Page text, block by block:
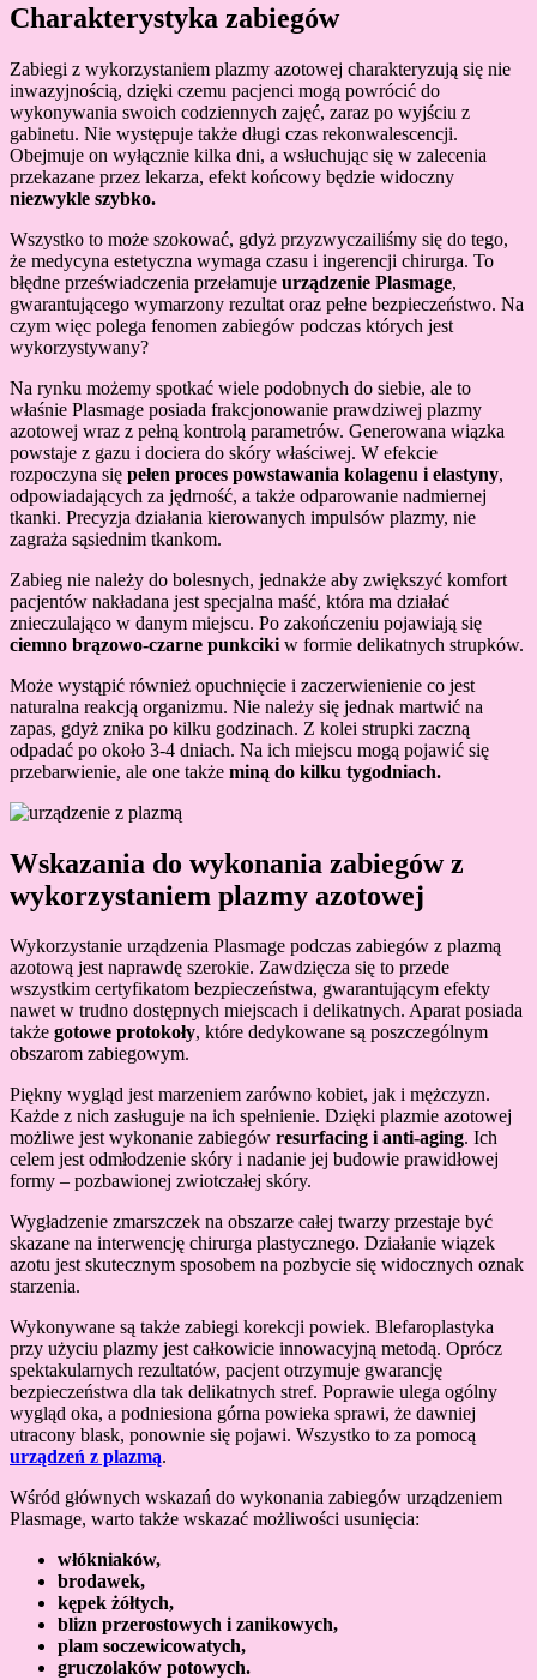
Charakterystyka zabiegów
Zabiegi z wykorzystaniem plazmy azotowej charakteryzują się nie
inwazyjnością, dzięki czemu pacjenci mogą powrócić do
wykonywania swoich codziennych zajęć, zaraz po wyjściu z
gabinetu. Nie występuje także długi czas rekonwalescencji.
Obejmuje on wyłącznie kilka dni, a wsłuchując się w zalecenia
przekazane przez lekarza, efekt końcowy będzie widoczny
niezwykle szybko.
Wszystko to może szokować, gdyż przyzwyczailiśmy się do tego,
że medycyna estetyczna wymaga czasu i ingerencji chirurga. To
błędne przeświadczenia przełamuje urządzenie Plasmage,
gwarantującego wymarzony rezultat oraz pełne bezpieczeństwo. Na
czym więc polega fenomen zabiegów podczas których jest
wykorzystywany?
Na rynku możemy spotkać wiele podobnych do siebie, ale to
właśnie Plasmage posiada frakcjonowanie prawdziwej plazmy
azotowej wraz z pełną kontrolą parametrów. Generowana wiązka
powstaje z gazu i dociera do skóry właściwej. W efekcie
rozpoczyna się pełen proces powstawania kolagenu i elastyny,
odpowiadających za jędrność, a także odparowanie nadmiernej
tkanki. Precyzja działania kierowanych impulsów plazmy, nie
zagraża sąsiednim tkankom.
Zabieg nie należy do bolesnych, jednakże aby zwiększyć komfort
pacjentów nakładana jest specjalna maść, która ma działać
znieczulająco w danym miejscu. Po zakończeniu pojawiają się
ciemno brązowo-czarne punkciki w formie delikatnych strupków.
Może wystąpić również opuchnięcie i zaczerwienienie co jest
naturalna reakcją organizmu. Nie należy się jednak martwić na
zapas, gdyż znika po kilku godzinach. Z kolei strupki zaczną
odpadać po około 3-4 dniach. Na ich miejscu mogą pojawić się
przebarwienie, ale one także miną do kilku tygodniach.
Wskazania do wykonania zabiegów z
wykorzystaniem plazmy azotowej
Wykorzystanie urządzenia Plasmage podczas zabiegów z plazmą
azotową jest naprawdę szerokie. Zawdzięcza się to przede
wszystkim certyfikatom bezpieczeństwa, gwarantującym efekty
nawet w trudno dostępnych miejscach i delikatnych. Aparat posiada
także gotowe protokoły, które dedykowane są poszczególnym
obszarom zabiegowym.
Piękny wygląd jest marzeniem zarówno kobiet, jak i mężczyzn.
Każde z nich zasługuje na ich spełnienie. Dzięki plazmie azotowej
możliwe jest wykonanie zabiegów resurfacing i anti-aging. Ich
celem jest odmłodzenie skóry i nadanie jej budowie prawidłowej
formy – pozbawionej zwiotczałej skóry.
Wygładzenie zmarszczek na obszarze całej twarzy przestaje być
skazane na interwencję chirurga plastycznego. Działanie wiązek
azotu jest skutecznym sposobem na pozbycie się widocznych oznak
starzenia.
Wykonywane są także zabiegi korekcji powiek. Blefaroplastyka
przy użyciu plazmy jest całkowicie innowacyjną metodą. Oprócz
spektakularnych rezultatów, pacjent otrzymuje gwarancję
bezpieczeństwa dla tak delikatnych stref. Poprawie ulega ogólny
wygląd oka, a podniesiona górna powieka sprawi, że dawniej
utracony blask, ponownie się pojawi. Wszystko to za pomocą
urządzeń z plazmą.
Wśród głównych wskazań do wykonania zabiegów urządzeniem
Plasmage, warto także wskazać możliwości usunięcia:
włókniaków,
brodawek,
kępek żółtych,
blizn przerostowych i zanikowych,
plam soczewicowatych,
gruczolaków potowych.